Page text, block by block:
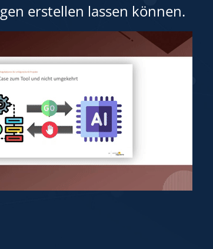
erstellen lassen können.